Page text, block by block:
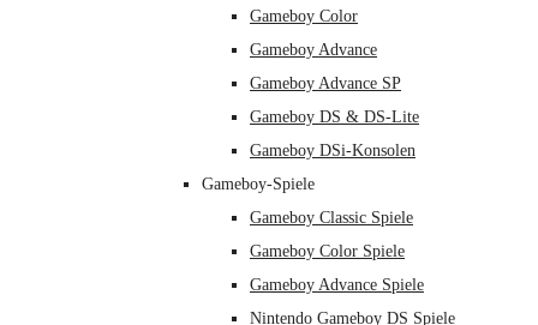
Gameboy Color
Gameboy Advance
Gameboy Advance SP
Gameboy DS & DS-Lite
Gameboy DSi-Konsolen
Gameboy-Spiele
Gameboy Classic Spiele
Gameboy Color Spiele
Gameboy Advance Spiele
Nintendo Gameboy DS Spiele